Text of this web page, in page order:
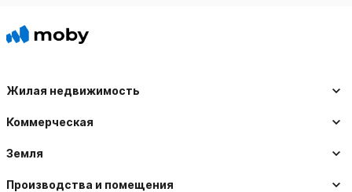
Жилая недвижимость
Коммерческая
Земля
Производства и помещения